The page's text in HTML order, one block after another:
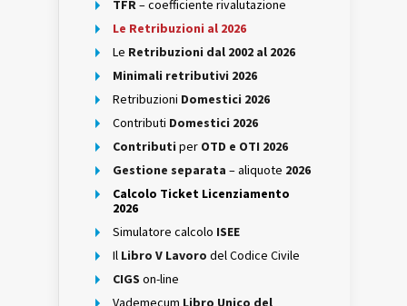
TFR– coefficiente rivalutazione
Le Retribuzioni al 2026
Le Retribuzioni dal 2002 al 2026
Minimali retributivi 2026
Retribuzioni Domestici 2026
Contributi Domestici 2026
Contributi per OTD e OTI 2026
Gestione separata – aliquote 2026
Calcolo Ticket Licenziamento
2026
Simulatore calcolo ISEE
Il Libro V Lavoro del Codice Civile
CIGS on-line
Vademecum Libro Unico del